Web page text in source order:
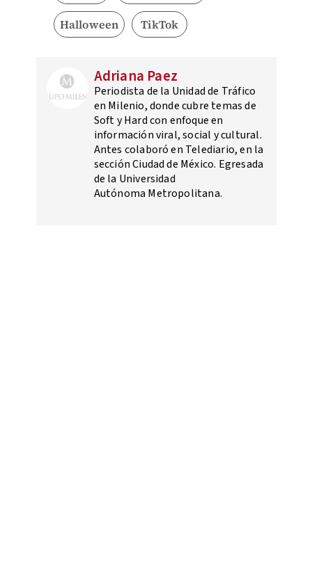
Halloween TikTok
Adriana Paez
Periodista de la Unidad de Tráfico
en Milenio, donde cubre temas de
Soft y Hard con enfoque en
información viral, social y cultural.
Antes colaboró en Telediario, en la
sección Ciudad de México. Egresada
de la Universidad
Autónoma Metropolitana.